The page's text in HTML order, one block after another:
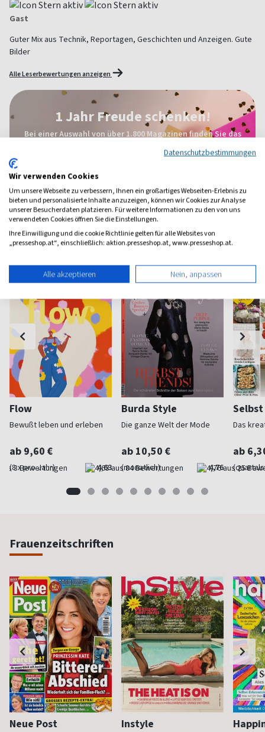
Gast
Guter Mix aus Technik, Reportagen, Geschichten und Anzeigen. Gute
Bilder
Alle Leserbewertungen anzeigen
1 Jahr Freude schenken!
Bei einer Auswahl von über 1.800 Magazinen finden Sie das
Weitere Hobby-Magazine
Flow
Bewußt leben und erleben
ab 9,60 €
(8 x pro Jahr) 4,63
Burda Style
Die ganze Welt der Mode
ab 10,50 €
(monatlich) 4,76
Das
ab
Frauenzeitschriften
Neue Post Instyle
Datenschutzbestimmungen
Wir verwenden Cookies
Um unsere Webseite zu verbessern, Ihnen ein großartiges Webseiten-Erlebnis zu
bieten und personalisierte Inhalte anzuzeigen, können wir Cookies zur Analyse
unserer Besucherdaten platzieren. Für weitere Informationen zu den von uns
verwendeten Cookies öffnen Sie die Einstellungen.
Ihre Einwilligung und die cookie Richtlinie gelten für alle Websites von
„presseshop.at“, einschließlich: aktion.presseshop.at, www.presseshop.at.
Alle akzeptieren Nein, anpassen